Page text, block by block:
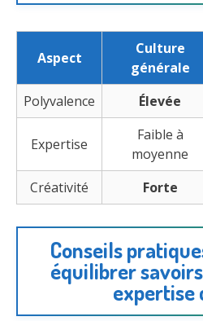
Aspect
Culture
générale
Polyvalence
Élevée
Expertise
Faible à
moyenne
Créativité Forte
Conseils
équilibrer
expertise